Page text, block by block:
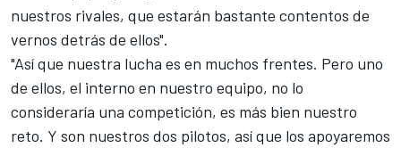
nuestros rivales, que estarán bastante contentos de
vernos detrás de ellos".
"Así que nuestra lucha es en muchos frentes. Pero uno
de ellos, el interno en nuestro equipo, no lo
consideraría una competición, es más bien nuestro
reto. Y son nuestros dos pilotos, así que los apoyaremos